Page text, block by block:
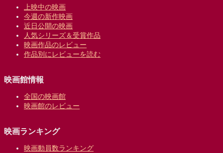
上映中の映画
今週の新作映画
近日公開の映画
人気シリーズ＆受賞作品
映画作品のレビュー
作品別にレビューを読む
映画館情報
全国の映画館
映画館のレビュー
映画ランキング
映画動員数ランキング